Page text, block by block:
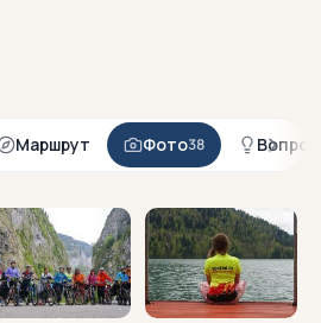
— город Гудаута —
Сухум — посёлок Кындыг —
Маршрут Фото38